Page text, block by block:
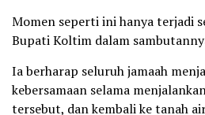
Momen seperti ini hanya terjadi
Bupati Koltim dalam
Ia berharap seluruh jamaah
kebersamaan selama
tersebut, dan kembali ke tanah